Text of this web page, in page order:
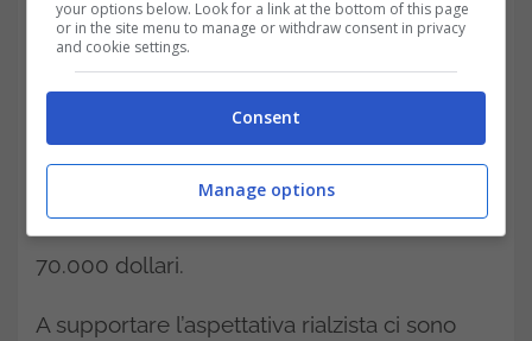
un asset al quale rivolgeranno le proprie
attenzioni anche tante altre grandi aziende
protagoniste dell’economia mondiale, oltre a
quelle citate in precedenza. Secondo le
stime di Peters, questo potrebbe portare le
quotazioni del Bitcoin stabilmente in area
70.000 dollari.
A supportare l’aspettativa rialzista ci sono
your options below. Look for a link at the bottom of this page
or in the site menu to manage or withdraw consent in privacy
and cookie settings.
Consent
Manage options